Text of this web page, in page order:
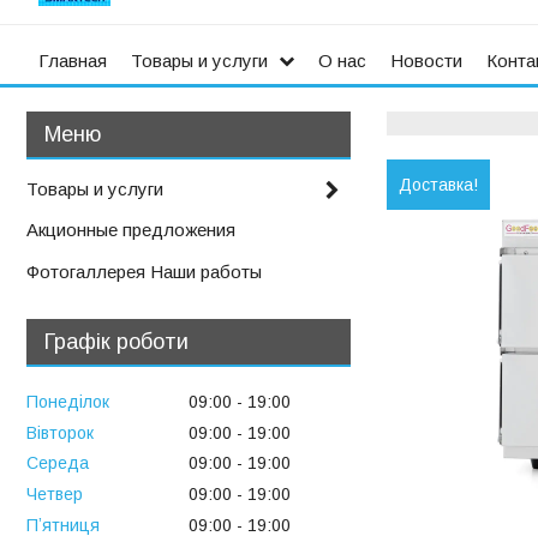
Главная Товары и услуги О нас Новости
Доставка!
Товары и услуги
Акционные предложения
Фотогаллерея Наши работы
Графік роботи
Понеділок 09:00
19:00
Вівторок
09:00
19:00
Середа
09:00
19:00
Четвер
09:00
19:00
Пʼятниця
09:00
19:00